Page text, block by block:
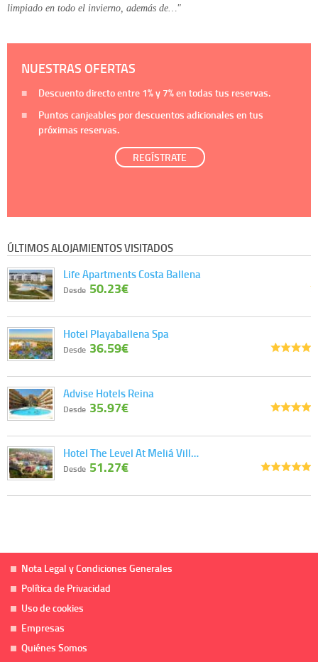
limpiado en todo el invierno, además de…"
NUESTRAS OFERTAS
Descuento directo entre 1%y 7%en todas tus reservas.
Puntos canjeables por descuentos adicionales en tus
próximas reservas.
REGÍSTRATE
ÚLTIMOS ALOJAMIENTOS VISITADOS
Life Apartments Costa Ballena
Desde 50.23€
Hotel Playaballena Spa
Desde 36.59€
Advise Hotels Reina
Desde 35.97€
Hotel The Level At Meliá Vill…
Desde 51.27€
Nota Legal y Condiciones Generales
Política de Privacidad
Uso de cookies
Empresas
Quiénes Somos